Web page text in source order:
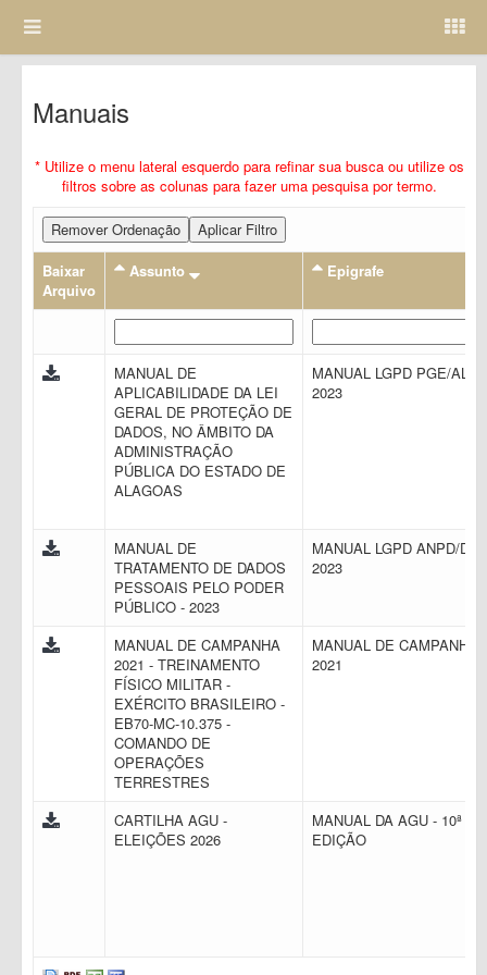
Manuais
* Utilize o menu lateral esquerdo para refinar sua busca ou utilize os
filtros sobre as colunas para fazer uma pesquisa por termo.
Remover Ordenação
Aplicar Filtro
Baixar
Arquivo
Assunto Epigrafe
MANUAL DE
APLICABILIDADE DA LEI
GERAL DE PROTEÇÃO DE
DADOS, NO ÂMBITO DA
ADMINISTRAÇÃO
PÚBLICA DO ESTADO DE
ALAGOAS
MANUAL LGPD PGE/AL
2023
MANUAL DE
TRATAMENTO DE DADOS
PESSOAIS PELO PODER
PÚBLICO - 2023
MANUAL LGPD ANPD/DF
2023
MANUAL DE CAMPANHA
2021 - TREINAMENTO
FÍSICO MILITAR -
EXÉRCITO BRASILEIRO -
EB70-MC-10.375 -
COMANDO DE
OPERAÇÕES
TERRESTRES
MANUAL DE CAMPANHA
2021
CARTILHA AGU -
ELEIÇÕES 2026
MANUAL DA AGU - 10ª
EDIÇÃO